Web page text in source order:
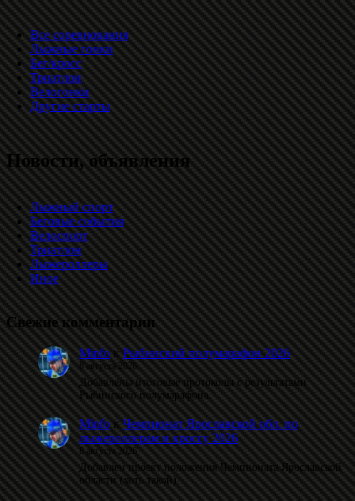
Все соревнования
Лыжные гонки
Бег/кросс
Триатлон
Велогонки
Другие старты
Новости, объявления
Лыжный спорт
Беговые события
Велоспорт
Триатлон
Лыжероллеры
Иное
Свежие комментарии
MinfoкРыбинский полумарафон 2026
8 августа 2026
Добавлены итоговые протоколы с результатами
Рыбинского полумарафона.
MinfoкЧемпионат Ярославской обл. по
лыжероллерам и кроссу 2026
8 августа 2026
Добавлен проект положения Чемпионата Ярославской
области (хоть такой).